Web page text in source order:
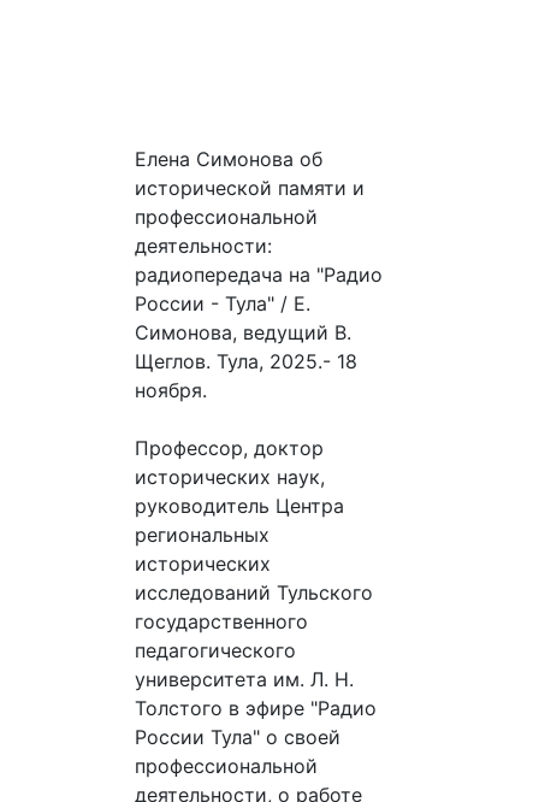
Елена Симонова об
исторической памяти и
профессиональной
деятельности:
радиопередача на "Радио
России - Тула" / Е.
Симонова, ведущий В.
Щеглов. Тула, 2025.- 18
ноября.
Профессор, доктор
исторических наук,
руководитель Центра
региональных
исторических
исследований Тульского
государственного
педагогического
университета им. Л. Н.
Толстого в эфире "Радио
России Тула" о своей
профессиональной
деятельности, о работе